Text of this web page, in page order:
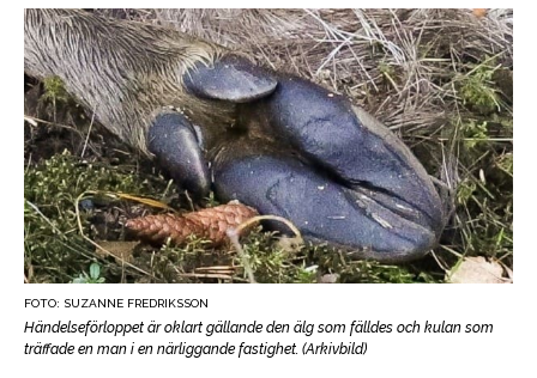
FOTO: SUZANNE FREDRIKSSON
Händelseförloppet är oklart gällande den älg som fälldes och kulan som
träffade en man i en närliggande fastighet. (Arkivbild)